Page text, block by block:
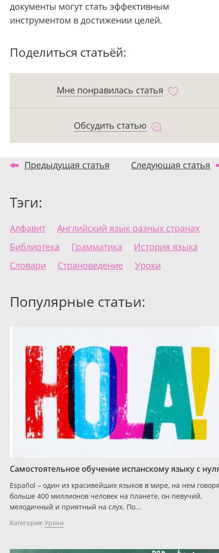
документы могут стать эффективным
инструментом в достижении целей.
Поделиться статьёй:
Мне понравилась статья
Обсудить статью
Предыдущая статья Следующая статья
Тэги:
Алфавит
Английский язык разных странах
Библиотека
Грамматика
История языка
Словари
Страноведение Уроки
Популярные статьи:
Самостоятельное обучение испанскому языку с
Español – один из красивейших языков в мире, на нем
больше 400 миллионов человек на планете, он певучий,
мелодичный и приятный на слух. По...
Категория:Уроки